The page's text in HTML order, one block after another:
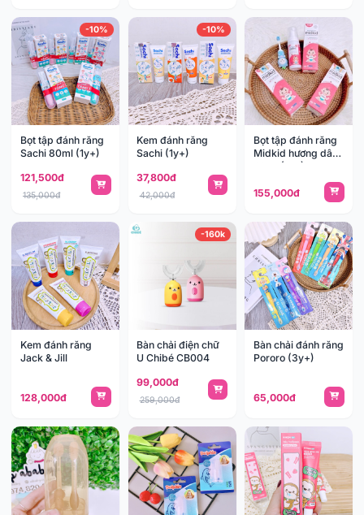
-10%
Bọt tập đánh răng
Sachi 80ml (1y+)
121,500đ
135,000đ
-10%
Kem đánh răng
Sachi (1y+)
37,800đ
42,000đ
Bọt tập đánh răng
Midkid hương dâu
60ml (1y+)
155,000đ
Kem đánh răng
Jack & Jill
128,000đ
-160k
Bàn chải điện chữ
U Chibé CB004
99,000đ
259,000đ
Bàn chải đánh răng
Pororo (3y+)
65,000đ